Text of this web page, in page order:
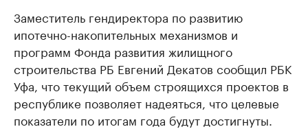
Заместитель гендиректора по развитию
ипотечно-накопительных механизмов и
программ Фонда развития жилищного
строительства РБ Евгений Декатов сообщил РБК
Уфа, что текущий объем строящихся проектов в
республике позволяет надеяться, что целевые
показатели по итогам года будут достигнуты.